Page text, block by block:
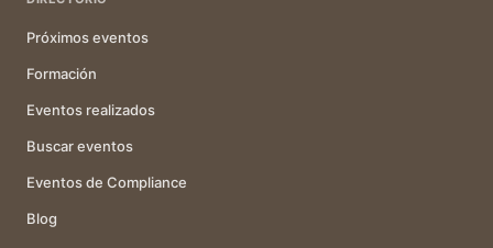
Próximos eventos
Formación
Eventos realizados
Buscar eventos
Eventos de Compliance
Blog